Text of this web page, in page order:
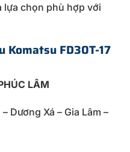
lựa chọn phù hợp với
Komatsu FD30T-17
LÂM
Dương Xá – Gia Lâm –